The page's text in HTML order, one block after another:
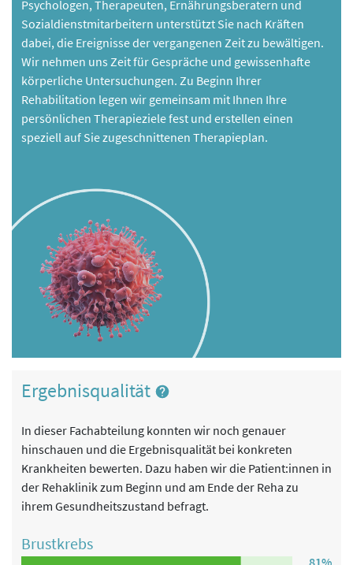
Psychologen, Therapeuten, Ernährungsberatern und
Sozialdienstmitarbeitern unterstützt Sie nach Kräften
dabei, die Ereignisse der vergangenen Zeit zu bewältigen.
Wir nehmen uns Zeit für Gespräche und gewissenhafte
körperliche Untersuchungen. Zu Beginn Ihrer
Rehabilitation legen wir gemeinsam mit Ihnen Ihre
persönlichen Therapieziele fest und erstellen einen
speziell auf Sie zugeschnittenen Therapieplan.
Ergebnisqualität
In dieser Fachabteilung konnten wir noch genauer
hinschauen und die Ergebnisqualität bei konkreten
Krankheiten bewerten. Dazu haben wir die Patient:innen in
der Rehaklinik zum Beginn und am Ende der Reha zu
ihrem Gesundheitszustand befragt.
Brustkrebs